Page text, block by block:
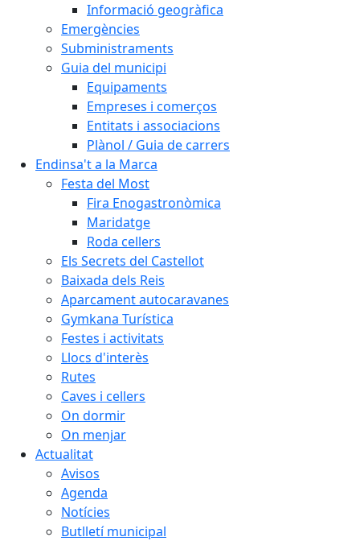
Informació geogràfica
Emergències
Subministraments
Guia del municipi
Equipaments
Empreses i comerços
Entitats i associacions
Plànol / Guia de carrers
Endinsa't a la Marca
Festa del Most
Fira Enogastronòmica
Maridatge
Roda cellers
Els Secrets del Castellot
Baixada dels Reis
Aparcament autocaravanes
Gymkana Turística
Festes i activitats
Llocs d'interès
Rutes
Caves i cellers
On dormir
On menjar
Actualitat
Avisos
Agenda
Notícies
Butlletí municipal